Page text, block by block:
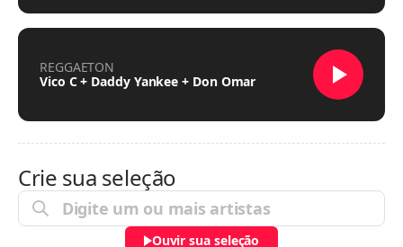
REGGAETON
Vico C + Daddy Yankee + Don Omar
Crie sua seleção
Ouvir sua seleção